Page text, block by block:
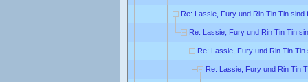
Re: Lassie, Fury und Rin Tin Tin sind
Re: Lassie, Fury und Rin Tin Tin
Re: Lassie, Fury und Rin Tin
Re: Lassie, Fury und Rin Tin